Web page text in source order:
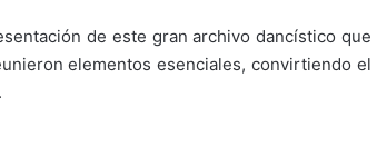
de este gran archivo dancístico que
elementos esenciales, convirtiendo el